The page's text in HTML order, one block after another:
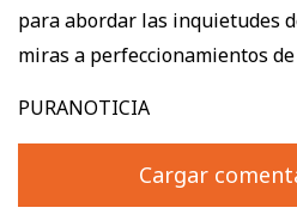
para abordar las inquietudes
miras a perfeccionamientos
PURANOTICIA
Cargar